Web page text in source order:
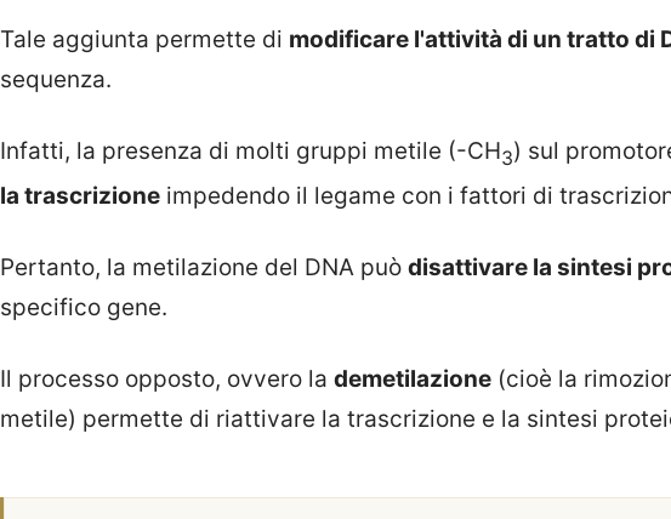
Tale aggiunta permette di modificare l'attività di un tratto di
sequenza.
Infatti, la presenza di molti gruppi metile (-CH3) sul
la trascrizione impedendo il legame con i fattori di
Pertanto, la metilazione del DNA può disattivare la sintesi
specifico gene.
Il processo opposto, ovvero la demetilazione (cioè la
metile) permette di riattivare la trascrizione e la sintesi